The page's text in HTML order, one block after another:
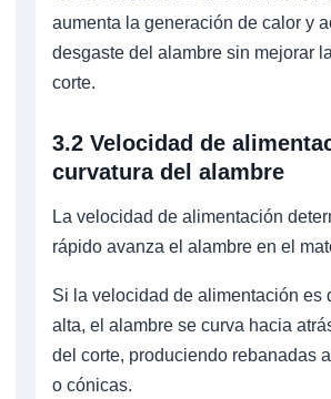
aumenta la generación de calor y
desgaste del alambre sin mejorar
corte.
3.2 Velocidad de
curvatura del alambre
La velocidad de alimentación
rápido avanza el alambre en el
Si la velocidad de alimentación es
alta, el alambre se curva hacia
del corte, produciendo rebanadas
o cónicas.